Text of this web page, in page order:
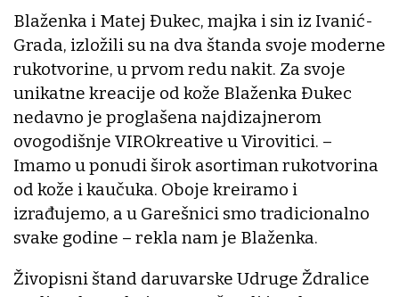
Blaženka i Matej Đukec, majka i sin iz Ivanić-
Grada, izložili su na dva štanda svoje moderne
rukotvorine, u prvom redu nakit. Za svoje
unikatne kreacije od kože Blaženka Đukec
nedavno je proglašena najdizajnerom
ovogodišnje VIROkreative u Virovitici. –
Imamo u ponudi širok asortiman rukotvorina
od kože i kaučuka. Oboje kreiramo i
izrađujemo, a u Garešnici smo tradicionalno
svake godine – rekla nam je Blaženka.
Živopisni štand daruvarske Udruge Ždralice